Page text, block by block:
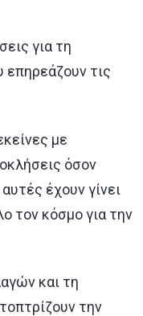
για τη
τις
με
όσον
έχουν γίνει
τον κόσμο για την
και τη
την